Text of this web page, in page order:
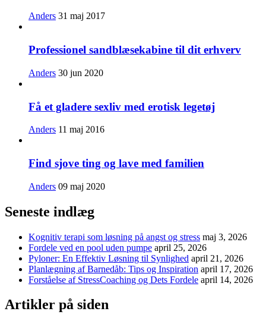
Anders 31 maj 2017
Professionel sandblæsekabine til dit erhverv
Anders 30 jun 2020
Få et gladere sexliv med erotisk legetøj
Anders 11 maj 2016
Find sjove ting og lave med familien
Anders 09 maj 2020
Seneste indlæg
Kognitiv terapi som løsning på angst og stress maj 3, 2026
Fordele ved en pool uden pumpe april 25, 2026
Pyloner: En Effektiv Løsning til Synlighed april 21, 2026
Planlægning af Barnedåb: Tips og Inspiration april 17, 2026
Forståelse af StressCoaching og Dets Fordele april 14, 2026
Artikler på siden